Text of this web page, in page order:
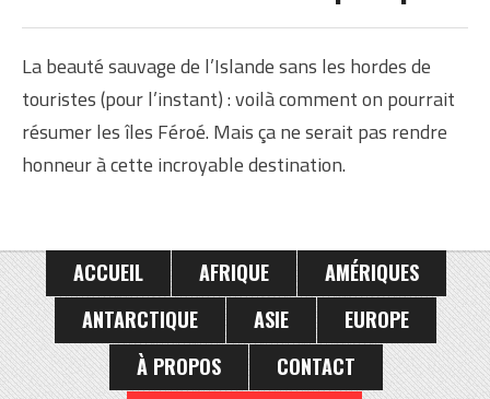
La beauté sauvage de l’Islande sans les hordes de
touristes (pour l’instant) : voilà comment on pourrait
résumer les îles Féroé. Mais ça ne serait pas rendre
honneur à cette incroyable destination.
ACCUEIL AFRIQUE
AMÉRIQUES
ANTARCTIQUE
ASIE
EUROPE
À PROPOS
CONTACT